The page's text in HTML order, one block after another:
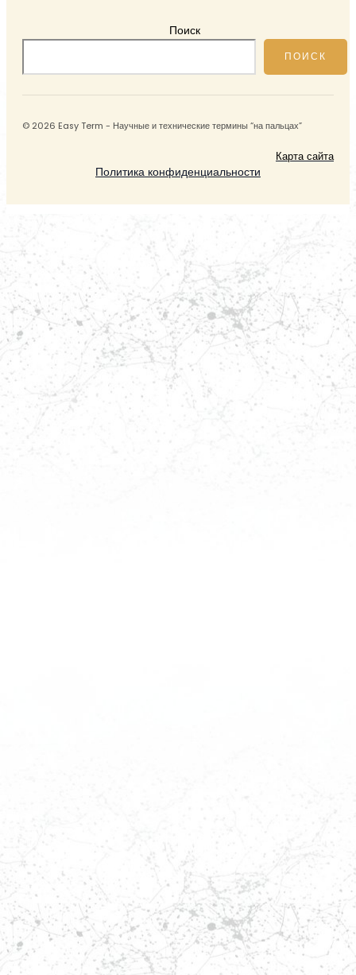
Поиск
ПОИСК
© 2026 Easy Term - Научные и технические термины “на пальцах”
Карта сайта
Политика конфиденциальности